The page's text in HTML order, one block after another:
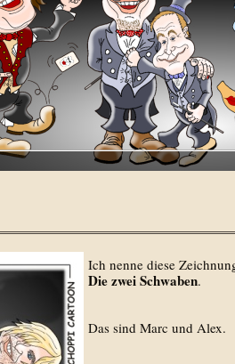
Ich nenne diese
Die zwei Schwaben.
Das sind Marc und Alex.